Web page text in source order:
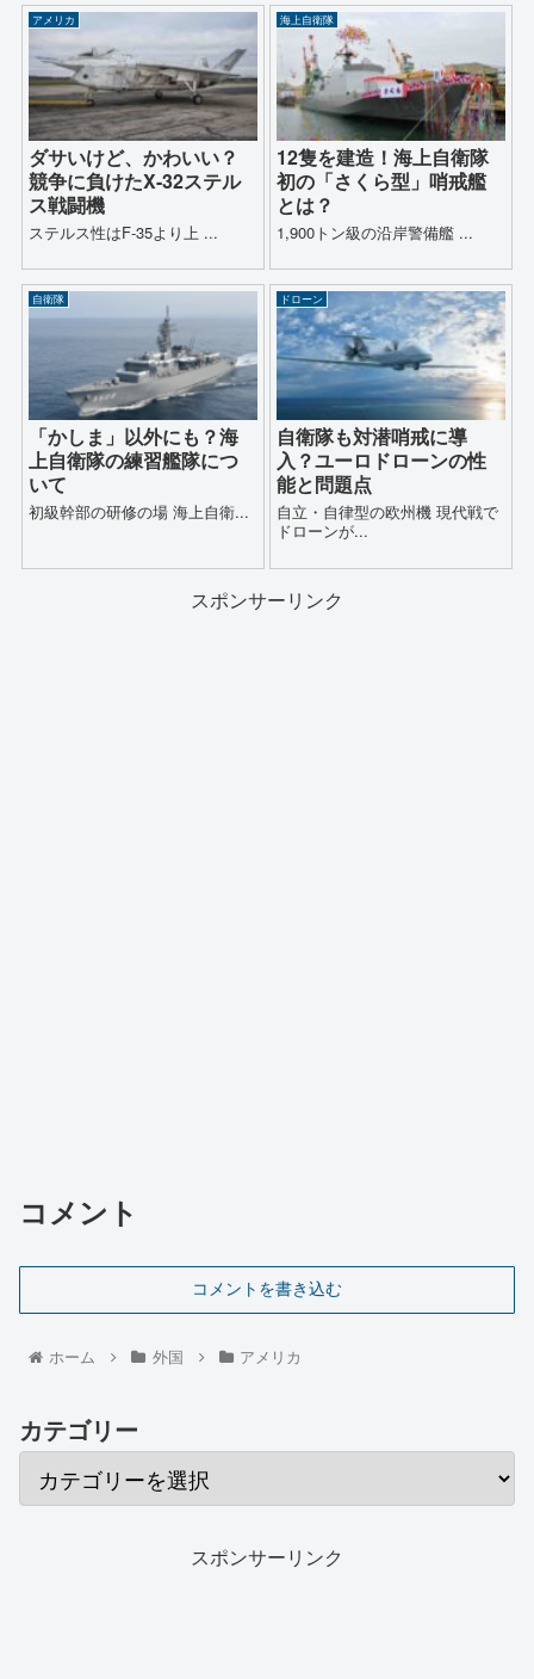
アメリカ
ダサいけど、かわいい？
競争に負けたX-32ステル
ス戦闘機
ステルス性はF-35より上 ...
海上自衛隊
12隻を建造！海上自衛隊
初の「さくら型」哨戒艦
とは？
1,900トン級の沿岸警備艦 ...
自衛隊
「かしま」以外にも？海
上自衛隊の練習艦隊につ
いて
初級幹部の研修の場 海上自衛...
ドローン
自衛隊も対潜哨戒に導
入？ユーロドローンの性
能と問題点
自立・自律型の欧州機 現代戦で
ドローンが...
スポンサーリンク
コメント
コメントを書き込む
ホーム 外国 アメリカ
カテゴリー
スポンサーリンク